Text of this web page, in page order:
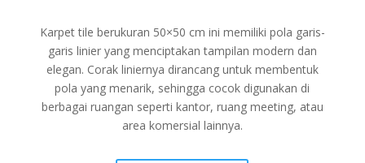
Karpet tile berukuran 50×50 cm ini memiliki pola garis-
garis linier yang menciptakan tampilan modern dan
elegan. Corak liniernya dirancang untuk membentuk
pola yang menarik, sehingga cocok digunakan di
berbagai ruangan seperti kantor, ruang meeting, atau
area komersial lainnya.